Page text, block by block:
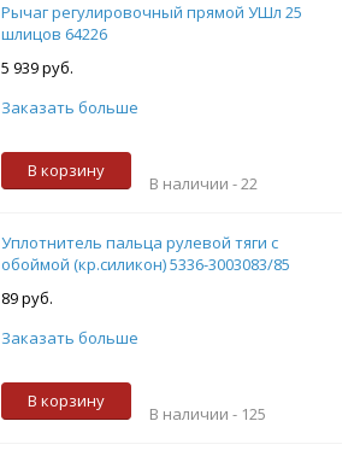
Рычаг регулировочный прямой УШл 25
шлицов 64226
5 939 руб.
Заказать больше
В корзину
В наличии -22
Уплотнитель пальца рулевой тяги с
обоймой (кр.силикон) 5336-3003083/85
89 руб.
Заказать больше
В корзину
В наличии - 125